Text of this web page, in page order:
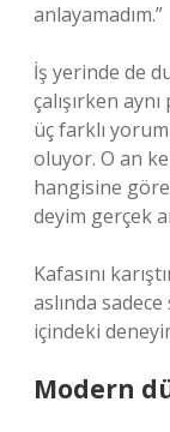
anlayamadım.”
İş yerinde de
çalışırken
üç farklı
oluyor. O an
hangisine
deyim gerçek
Kafasını
aslında sadece
içindeki
Modern